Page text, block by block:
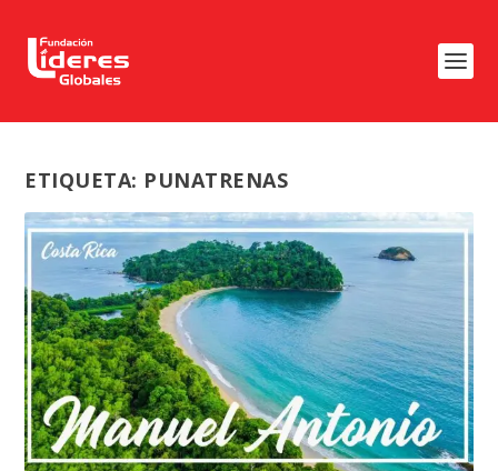
ETIQUETA: PUNATRENAS